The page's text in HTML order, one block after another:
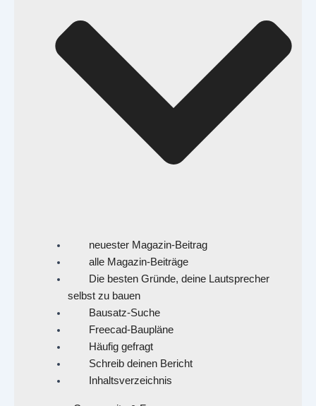
neuester Magazin-Beitrag
alle Magazin-Beiträge
Die besten Gründe, deine Lautsprecher
selbst zu bauen
Bausatz-Suche
Freecad-Baupläne
Häufig gefragt
Schreib deinen Bericht
Inhaltsverzeichnis